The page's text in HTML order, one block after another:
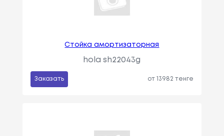
Стойка амортизаторная
hola sh22043g
Заказать от 13982 тенге